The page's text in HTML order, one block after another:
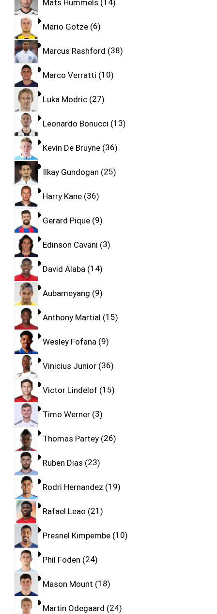
Mats Hummels 14
Mario Gotze 6
Marcus Rashford 38
Marco Verratti 10
Luka Modric 27
Leonardo Bonucci 13
Kevin De Bruyne 36
Ilkay Gundogan 25
Harry Kane 36
Gerard Pique 9
Edinson Cavani 3
David Alaba 14
Aubameyang 9
Anthony Martial 15
Wesley Fofana 9
Vinicius Junior 36
Victor Lindelof 15
Timo Werner 3
Thomas Partey 26
Ruben Dias 23
Rodri Hernandez 19
Rafael Leao 21
Presnel Kimpembe 10
Phil Foden 24
Mason Mount 18
Martin Odegaard 24